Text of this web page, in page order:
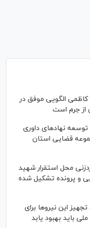
الگویی موفق در
از جرم است
نهاد‌های داوری
قضایی استان
محل استقرار شهید
و پرونده تشکیل شده
این نیرو‌ها برای
باید بهبود یابد